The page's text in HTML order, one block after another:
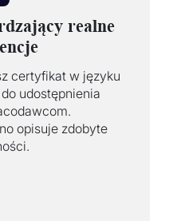
realne
certyfikat w języku
udostępnienia
opisuje zdobyte